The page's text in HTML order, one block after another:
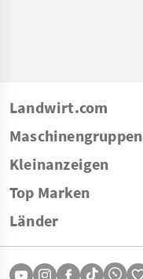
Landwirt.com
Maschinengruppen
Kleinanzeigen
Top Marken
Länder